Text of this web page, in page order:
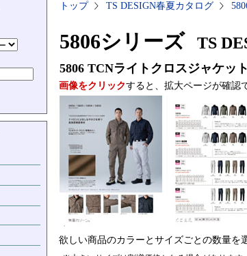
トップ TS DESIGN春夏カタログ
5806シリーズ TS
5806 TCNライトクロスジャケット
画像をクリックすると、拡大ページが確認
欲しい商品のカラーとサイズごとの数量を